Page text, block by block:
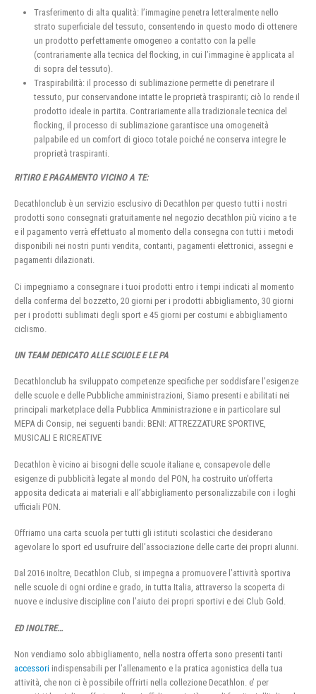
Trasferimento di alta qualità: l’immagine penetra letteralmente nello
strato superficiale del tessuto, consentendo in questo modo di ottenere
un prodotto perfettamente omogeneo a contatto con la pelle
(contrariamente alla tecnica del flocking, in cui l’immagine è applicata al
di sopra del tessuto).
Traspirabilità: il processo di sublimazione permette di penetrare il
tessuto, pur conservandone intatte le proprietà traspiranti; ciò lo rende il
prodotto ideale in partita. Contrariamente alla tradizionale tecnica del
flocking, il processo di sublimazione garantisce una omogeneità
palpabile ed un comfort di gioco totale poiché ne conserva integre le
proprietà traspiranti.
RITIRO E PAGAMENTO VICINO A TE:
Decathlonclub è un servizio esclusivo di Decathlon per questo tutti i nostri
prodotti sono consegnati gratuitamente nel negozio decathlon più vicino a te
e il pagamento verrà effettuato al momento della consegna con tutti i metodi
disponibili nei nostri punti vendita, contanti, pagamenti elettronici, assegni e
pagamenti dilazionati.
Ci impegniamo a consegnare i tuoi prodotti entro i tempi indicati al momento
della conferma del bozzetto, 20 giorni per i prodotti abbigliamento, 30 giorni
per i prodotti sublimati degli sport e 45 giorni per costumi e abbigliamento
ciclismo.
UN TEAM DEDICATO ALLE SCUOLE E LE PA
Decathlonclub ha sviluppato competenze specifiche per soddisfare l’esigenze
delle scuole e delle Pubbliche amministrazioni, Siamo presenti e abilitati nei
principali marketplace della Pubblica Amministrazione e in particolare sul
MEPA di Consip, nei seguenti bandi: BENI: ATTREZZATURE SPORTIVE,
MUSICALI E RICREATIVE
Decathlon è vicino ai bisogni delle scuole italiane e, consapevole delle
esigenze di pubblicità legate al mondo del PON, ha costruito un’offerta
apposita dedicata ai materiali e all’abbigliamento personalizzabile con i loghi
ufficiali PON.
Offriamo una carta scuola per tutti gli istituti scolastici che desiderano
agevolare lo sport ed usufruire dell’associazione delle carte dei propri alunni.
Dal 2016 inoltre, Decathlon Club, si impegna a promuovere l’attività sportiva
nelle scuole di ogni ordine e grado, in tutta Italia, attraverso la scoperta di
nuove e inclusive discipline con l’aiuto dei propri sportivi e dei Club Gold.
ED INOLTRE…
Non vendiamo solo abbigliamento, nella nostra offerta sono presenti tanti
accessori indispensabili per l’allenamento e la pratica agonistica della tua
attività, che non ci è possibile offrirti nella collezione Decathlon. e’ per